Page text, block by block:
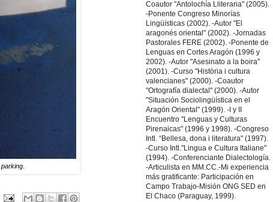
parking.
Coautor "Antolochía Lliteraria" (2005).
-Ponente Congreso Minorías
Lingüísticas (2002). -Autor "El
aragonés oriental" (2002). -Jornadas
Pastorales FERE (2002). -Ponente de
Lenguas en Cortes Aragón (1996 y
2002). -Autor "Asesinato a la boira"
(2001). -Curso "Història i cultura
valencianes" (2000). -Coautor
"Ortografía dialectal" (2000). -Autor
"Situación Sociolingüística en el
Aragón Oriental" (1999). -I y II
Encuentro "Lenguas y Culturas
Pirenaicas" (1996 y 1998). -Congreso
Intl. “Bellesa, dona i literatura" (1997).
-Curso Intl."Lingua e Cultura Italiane"
(1994). -Conferenciante Dialectología.
-Articulista en MM.CC.-Mi experiencia
más gratificante: Participación en
Campo Trabajo-Misión ONG SED en
El Chaco (Paraguay, 1999).